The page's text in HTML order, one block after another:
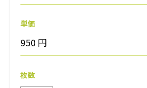
単価
950 円
枚数